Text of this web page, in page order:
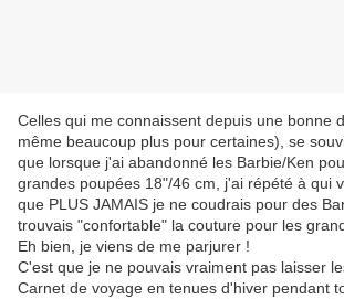
Celles qui me connaissent depuis une bonne
même beaucoup plus pour certaines), se
que lorsque j'ai abandonné les Barbie/Ken
grandes poupées 18"/46 cm, j'ai répété à qui
que PLUS JAMAIS je ne coudrais pour des
trouvais "confortable" la couture pour les
Eh bien, je viens de me parjurer !
C'est que je ne pouvais vraiment pas laisser
Carnet de voyage en tenues d'hiver pendant